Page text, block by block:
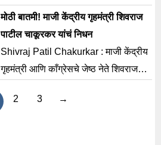
लावून जिवंत जाळण्यात आल्याची धक्कादायक
घटना समोर.
मोठी बातमी! माजी केंद्रीय गृहमंत्री शिवराज
पाटील चाकूरकर यांचं निधन
Shivraj Patil Chakurkar : माजी केंद्रीय
गृहमंत्री आणि काँग्रेसचे जेष्ठ नेते शिवराज
शुक्रवारी पहाटेच्या
2 3 →